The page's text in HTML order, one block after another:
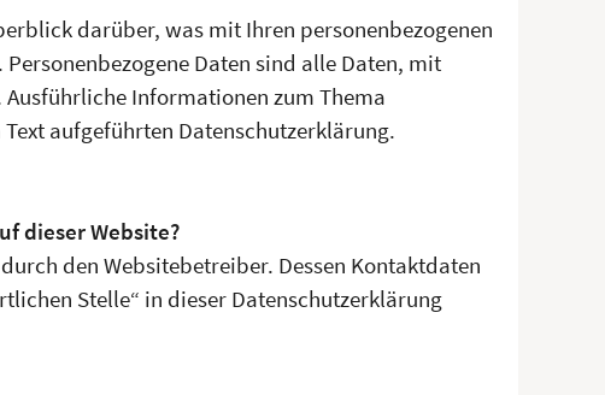
darüber, was mit Ihren personenbezogenen
Daten sind alle Daten, mit
Informationen zum Thema
aufgeführten Datenschutzerklärung.
dieser Website?
den Websitebetreiber. Dessen Kontaktdaten
Stelle“ in dieser Datenschutzerklärung